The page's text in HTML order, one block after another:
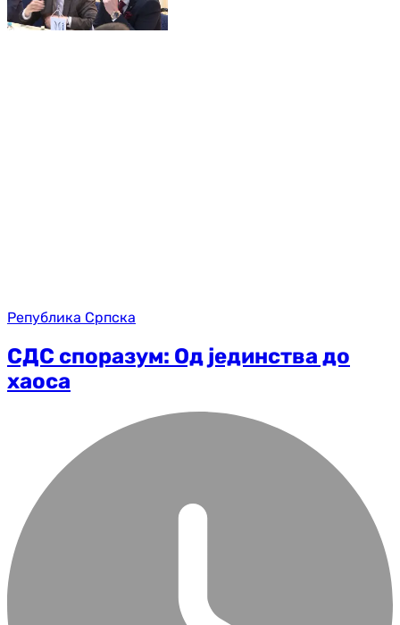
Република Српска
СДС споразум: Од јединства до
хаоса